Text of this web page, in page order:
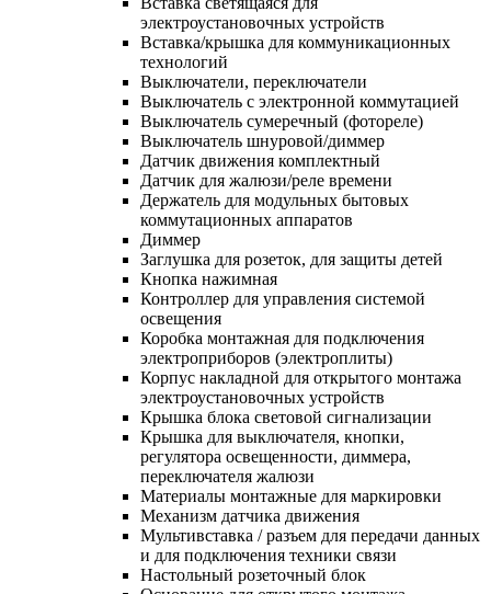
электроустановочных устройств
Вставка/крышка для коммуникационных
технологий
Выключатели, переключатели
Выключатель с электронной коммутацией
Выключатель сумеречный (фотореле)
Выключатель шнуровой/диммер
Датчик движения комплектный
Датчик для жалюзи/реле времени
Держатель для модульных бытовых
коммутационных аппаратов
Диммер
Заглушка для розеток, для защиты детей
Кнопка нажимная
Контроллер для управления системой
освещения
Коробка монтажная для подключения
электроприборов (электроплиты)
Корпус накладной для открытого монтажа
электроустановочных устройств
Крышка блока световой сигнализации
Крышка для выключателя, кнопки,
регулятора освещенности, диммера,
переключателя жалюзи
Материалы монтажные для маркировки
Механизм датчика движения
Мультивставка / разъем для передачи данных
и для подключения техники связи
Настольный розеточный блок